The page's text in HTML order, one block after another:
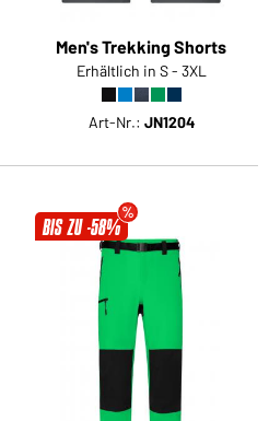
Men's Trekking Shorts
Erhältlich in S - 3XL
Art-Nr.: JN1204
BIS ZU -58%